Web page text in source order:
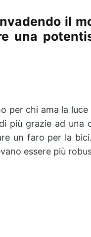
il
una
per chi ama la
più grazie ad una
un faro per la
essere più